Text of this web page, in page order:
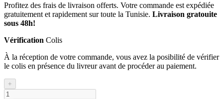
Profitez des frais de livraison offerts. Votre commande est expédiée
gratuitement et rapidement sur toute la Tunisie. Livraison gratouite
sous 48h!
Vérification Colis
À la réception de votre commande, vous avez la posibilité de vérifier
le colis en présence du livreur avant de procéder au paiement.
+